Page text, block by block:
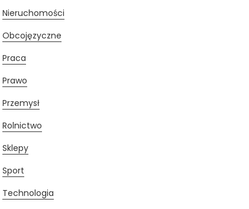
Nieruchomości
Obcojęzyczne
Praca
Prawo
Przemysł
Rolnictwo
Sklepy
Sport
Technologia